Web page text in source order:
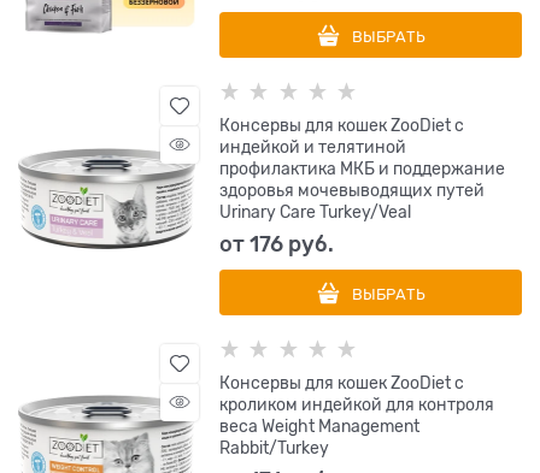
ВЫБРАТЬ
Консервы для кошек ZooDiet с
индейкой и телятиной
профилактика МКБ и поддержание
здоровья мочевыводящих путей
Urinary Care Turkey/Veal
от176 руб.
ВЫБРАТЬ
Консервы для кошек ZooDiet с
кроликом индейкой для контроля
веса Weight Management
Rabbit/Turkey